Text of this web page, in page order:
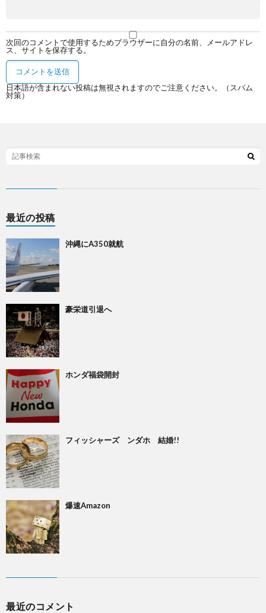
次回のコメントで使用するためブラウザーに自分の名前、メールアドレ
ス、サイトを保存する。
日本語が含まれない投稿は無視されますのでご注意ください。（スパム
対策）
最近の投稿
沖縄にA350就航
豪栄道引退へ
ホンダ福袋開封
フィッシャーズ ンダホ 結婚!!
爆速Amazon
最近のコメント